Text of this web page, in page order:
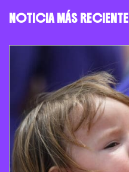
NOTICIA MÁS RECIENTE